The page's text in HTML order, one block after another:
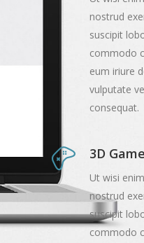
nostrud
suscipit
commodo
eum iriure
vulputate
consequat.
3D
Ut wisi
nostrud
suscipit
commodo